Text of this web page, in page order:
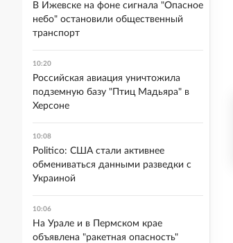
В Ижевске на фоне сигнала "Опасное
небо" остановили общественный
транспорт
10:20
Российская авиация уничтожила
подземную базу "Птиц Мадьяра" в
Херсоне
10:08
Politico: США стали активнее
обмениваться данными разведки с
Украиной
10:06
На Урале и в Пермском крае
объявлена "ракетная опасность"